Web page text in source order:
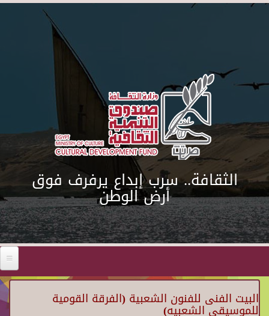
Skip to main content
الثقافة.. سرب إبداع يرفرف فوق
أرض الوطن
البيت الفنى للفنون الشعبية (الفرقة القومية
للموسيقى الشعبيه)